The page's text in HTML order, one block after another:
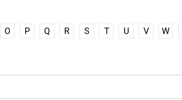
O P Q R S T U V W